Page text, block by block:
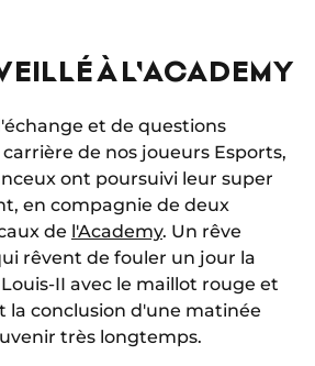
À L'ACADEMY
et de questions
de nos joueurs Esports,
ont poursuivi leur super
en compagnie de deux
de l'Academy. Un rêve
rêvent de fouler un jour la
II avec le maillot rouge et
la conclusion d'une matinée
très longtemps.